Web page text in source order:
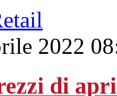
2022
di